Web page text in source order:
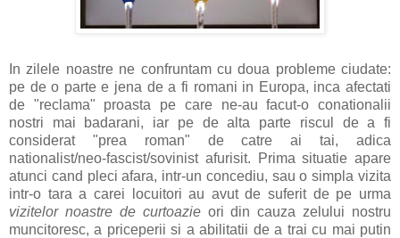
In zilele noastre ne confruntam cu doua probleme ciudate:
pe de o parte e jena de a fi romani in Europa, inca afectati
de "reclama" proasta pe care ne-au facut-o conationalii
nostri mai badarani, iar pe de alta parte riscul de a fi
considerat "prea roman" de catre ai tai, adica
nationalist/neo-fascist/sovinist afurisit. Prima situatie apare
atunci cand pleci afara, intr-un concediu, sau o simpla vizita
intr-o tara a carei locuitori au avut de suferit de pe urma
vizitelor noastre de curtoazieori din cauza zelului nostru
muncitoresc, a priceperii si a abilitatii de a trai cu mai putin